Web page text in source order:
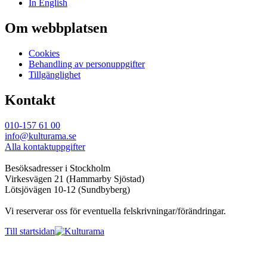
In English
Om webbplatsen
Cookies
Behandling av personuppgifter
Tillgänglighet
Kontakt
010-157 61 00
info@kulturama.se
Alla kontaktuppgifter
Besöksadresser i Stockholm
Virkesvägen 21 (Hammarby Sjöstad)
Lötsjövägen 10-12 (Sundbyberg)
Vi reserverar oss för eventuella felskrivningar/förändringar.
Till startsidan